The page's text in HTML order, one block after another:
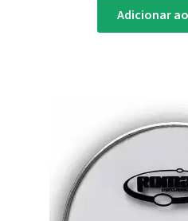
Adicionar